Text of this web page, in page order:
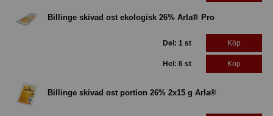
Billinge skivad ost ekologisk 26% Arla® Pro
Del: 1 st Köp
Hel: 6 st Köp
Billinge skivad ost portion 26% 2x15 g Arla®